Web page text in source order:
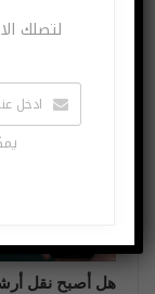
قد يعجبك ايضا
هل أصبح نقل
لتصلك